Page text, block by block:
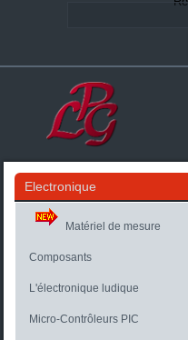
Electronique
Matériel de mesure
Composants
L'électronique ludique
Micro-Contrôleurs PIC